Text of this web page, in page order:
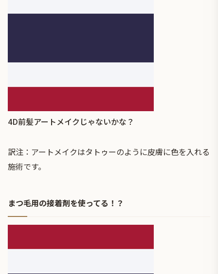
4D前髪アートメイクじゃないかな？
訳注：アートメイクはタトゥーのように皮膚に色を入れる
施術です。
まつ毛用の接着剤を使ってる！？